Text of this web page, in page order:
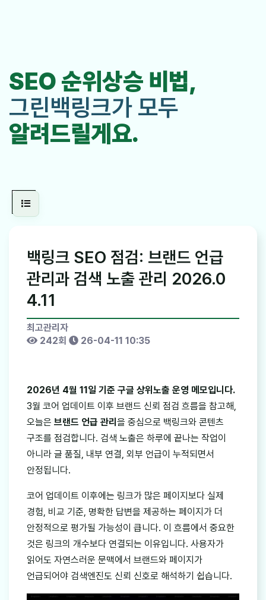
SEO 순위상승 비법,
그린백링크가 모두
알려드릴게요.
백링크 SEO 점검: 브랜드 언급
관리과 검색 노출 관리 2026.0
4.11
최고관리자
242회
26-04-11 10:35
2026년 4월 11일 기준 구글 상위노출 운영 메모입니다.
3월 코어 업데이트 이후 브랜드 신뢰 점검 흐름을 참고해,
오늘은 브랜드 언급 관리 을 중심으로 백링크와 콘텐츠
구조를 점검합니다. 검색 노출은 하루에 끝나는 작업이
아니라 글 품질, 내부 연결, 외부 언급이 누적되면서
안정됩니다.
코어 업데이트 이후에는 링크가 많은 페이지보다 실제
경험, 비교 기준, 명확한 답변을 제공하는 페이지가 더
안정적으로 평가될 가능성이 큽니다. 이 흐름에서 중요한
것은 링크의 개수보다 연결되는 이유입니다. 사용자가
읽어도 자연스러운 문맥에서 브랜드와 페이지가
언급되어야 검색엔진도 신뢰 신호로 해석하기 쉽습니다.